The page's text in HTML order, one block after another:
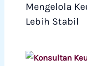
Mengelola
Lebih Stabil